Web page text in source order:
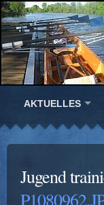
AKTUELLES
Jugend